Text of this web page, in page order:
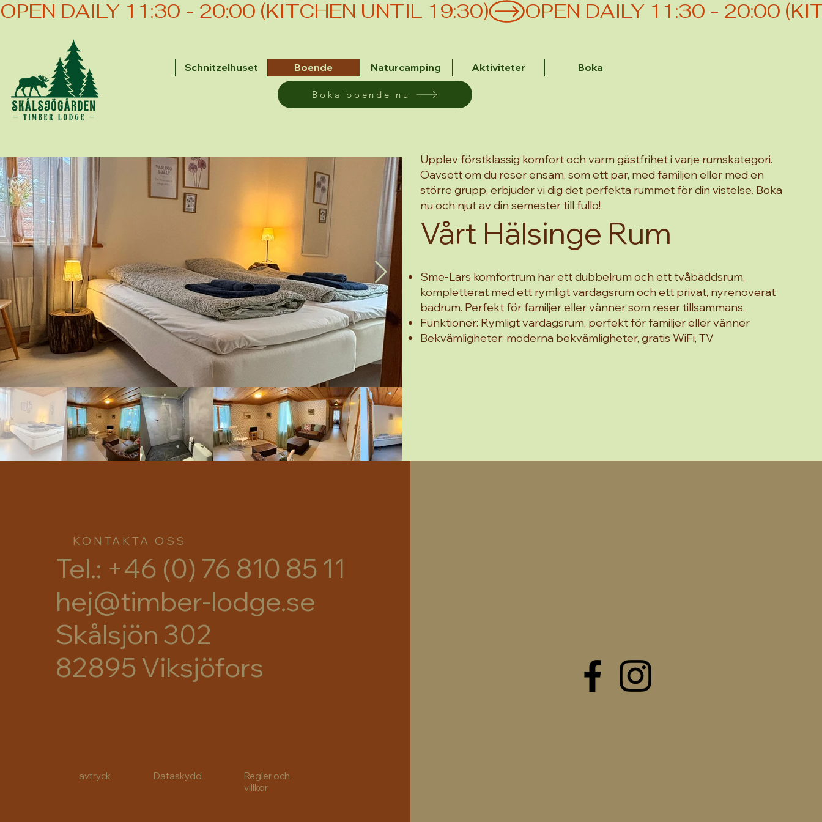
OPEN DAILY 11:30 - 20:00 (KITCHEN UNTIL 19:30)
Schnitzelhuset Boende Naturcamping Aktiviteter Boka
Boka boende nu
Upplev förstklassig komfort och varm gästfrihet i varje rumskategori.
Oavsett om du reser ensam, som ett par, med familjen eller med en
större grupp, erbjuder vi dig det perfekta rummet för din vistelse. Boka
nu och njut av din semester till fullo!
Vårt Hälsinge Rum
Sme-Lars komfortrum har ett dubbelrum och ett tvåbäddsrum,
kompletterat med ett rymligt vardagsrum och ett privat, nyrenoverat
badrum. Perfekt för familjer eller vänner som reser tillsammans.
Funktioner: Rymligt vardagsrum, perfekt för familjer eller vänner
Bekvämligheter: moderna bekvämligheter, gratis WiFi, TV
KONTAKTA OSS
Tel.: +46 (0) 76 810 85 11
hej@timber-lodge.se
Skålsjön 302
82895 Viksjöfors
avtryck Dataskydd
Regler och
villkor